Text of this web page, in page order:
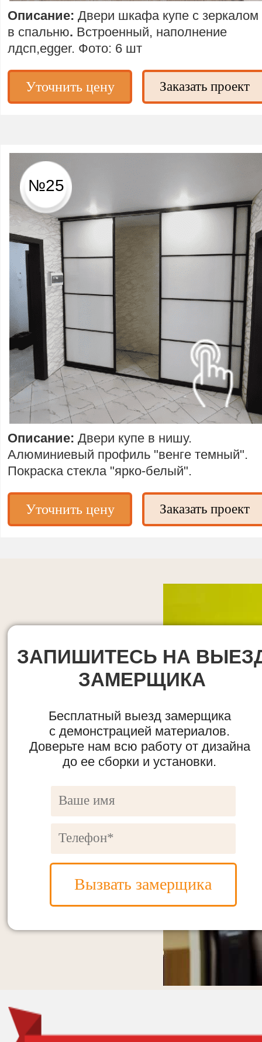
Заказать проект
№25
Описание:Двери купе в нишу.
Алюминиевый профиль "венге темный".
Покраска стекла "ярко-белый".
Уточнить цену
Заказать проект
Уточнить цену
Бесплатный выезд замерщика
с демонстрацией материалов.
Доверьте нам всю работу от дизайна
до ее сборки и установки.
Вызвать замерщика
ЗАПИШИТЕСЬ НА
ЗАМЕРЩИКА
Описание:Двери шкафа купе с зеркалом
в спальню. Встроенный, наполнение
лдсп,egger. Фото: 6 шт